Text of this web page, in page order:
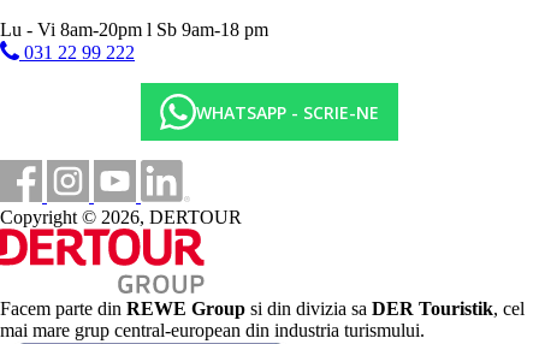
teren de joaca pentru copii
biliard
Activitati sportive contra cost
inchiriere de biciclete
masaj
spa & centru de wellness
Dieta
5 restaurante - ce servesc preparate culinare cu specific
local si international
bar langa piscina
bar
Lu - Vi 8am-20pm l Sb 9am-18 pm
031 22 99 222
WHATSAPP - SCRIE-NE
Copyright © 2026, DERTOUR
Facem parte din REWE Group si din divizia sa DER Touristik, cel
mai mare grup central-european din industria turismului.